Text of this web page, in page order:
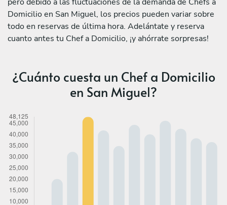
Domicilio en San Miguel, los precios pueden variar sobre
todo en reservas de última hora. Adelántate y reserva
cuanto antes tu Chef a Domicilio, ¡y ahórrate sorpresas!
¿Cuánto cuesta un Chef a Domicilio
en San Miguel?